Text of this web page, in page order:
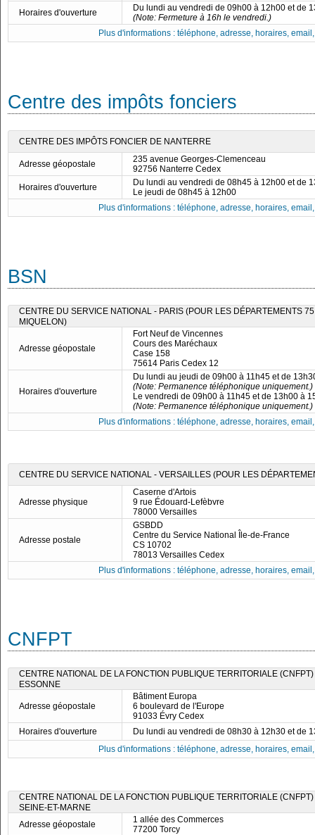
Horaires d'ouverture
Du lundi au vendredi de 09h00 à 12h00 et de
(Note: Fermeture à 16h le vendredi.)
Plus d'informations : téléphone, adresse, horaires,
Centre des impôts fonciers
CENTRE DES IMPÔTS FONCIER DE NANTERRE
Adresse géopostale
235 avenue Georges-Clemenceau
92756 Nanterre Cedex
Horaires d'ouverture
Du lundi au vendredi de 08h45 à 12h00 et de
Le jeudi de 08h45 à 12h00
Plus d'informations : téléphone, adresse, horaires,
BSN
CENTRE DU SERVICE NATIONAL - PARIS (POUR LES DÉPARTEMENTS
MIQUELON)
Adresse géopostale
Fort Neuf de Vincennes
Cours des Maréchaux
Case 158
75614 Paris Cedex 12
Horaires d'ouverture
Du lundi au jeudi de 09h00 à 11h45 et de
(Note: Permanence téléphonique uniquement.)
Le vendredi de 09h00 à 11h45 et de 13h00 à
(Note: Permanence téléphonique uniquement.)
Plus d'informations : téléphone, adresse, horaires,
CENTRE DU SERVICE NATIONAL - VERSAILLES (POUR LES
Adresse physique
Caserne d'Artois
9 rue Édouard-Lefèbvre
78000 Versailles
Adresse postale
GSBDD
Centre du Service National Île-de-France
CS 10702
78013 Versailles Cedex
Plus d'informations : téléphone, adresse, horaires,
CNFPT
CENTRE NATIONAL DE LA FONCTION PUBLIQUE TERRITORIALE
ESSONNE
Adresse géopostale
Bâtiment Europa
6 boulevard de l'Europe
91033 Évry Cedex
Horaires d'ouverture
Du lundi au vendredi de 08h30 à 12h30 et de
Plus d'informations : téléphone, adresse, horaires,
CENTRE NATIONAL DE LA FONCTION PUBLIQUE TERRITORIALE
SEINE-ET-MARNE
Adresse géopostale
1 allée des Commerces
77200 Torcy